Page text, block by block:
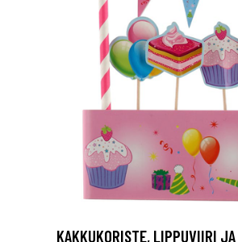
KAKKUKORISTE, LIPPUVIIRI